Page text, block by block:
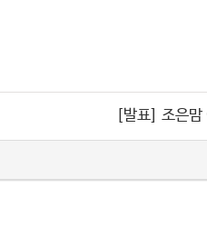
[발표] 조은